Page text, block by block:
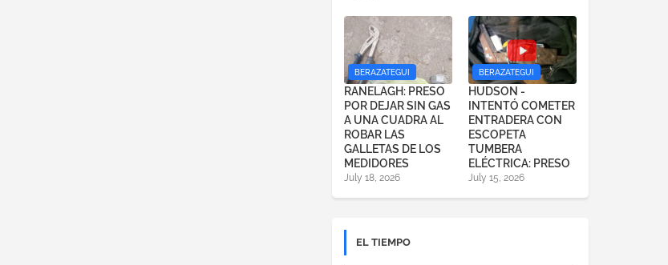
BERAZATEGUI
RANELAGH: PRESO
POR DEJAR SIN GAS
A UNA CUADRA AL
ROBAR LAS
GALLETAS DE LOS
MEDIDORES
July 18, 2026
BERAZATEGUI
HUDSON -
INTENTÓ COMETER
ENTRADERA CON
ESCOPETA
TUMBERA
ELÉCTRICA: PRESO
July 15, 2026
EL TIEMPO